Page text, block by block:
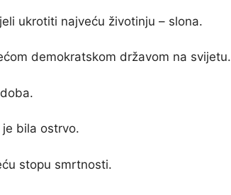
ukrotiti najveću životinju – slona.
demokratskom državom na svijetu.
bila ostrvo.
stopu smrtnosti.